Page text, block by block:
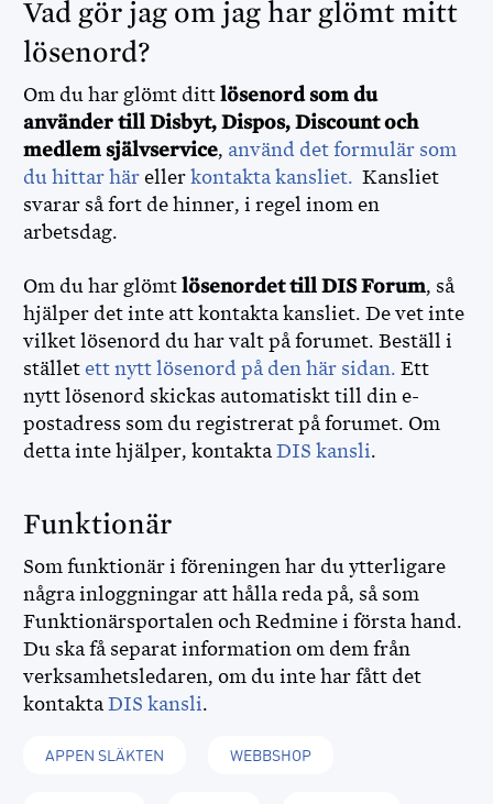
Vad gör jag om jag har glömt mitt
lösenord?
Om du har glömt ditt lösenord som du
använder till Disbyt, Dispos, Discount och
medlem självservice, använd det formulär som
du hittar här eller kontakta kansliet. Kansliet
svarar så fort de hinner, i regel inom en
arbetsdag.
Om du har glömt lösenordet till DIS Forum, så
hjälper det inte att kontakta kansliet. De vet inte
vilket lösenord du har valt på forumet. Beställ i
stället ett nytt lösenord på den här sidan. Ett
nytt lösenord skickas automatiskt till din e-
postadress som du registrerat på forumet. Om
detta inte hjälper, kontakta DIS kansli.
Funktionär
Som funktionär i föreningen har du ytterligare
några inloggningar att hålla reda på, så som
Funktionärsportalen och Redmine i första hand.
Du ska få separat information om dem från
verksamhetsledaren, om du inte har fått det
kontakta DIS kansli.
APPEN SLÄKTEN WEBBSHOP